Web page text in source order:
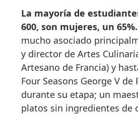
La mayoría de
600, son mujeres, un 65%.
mucho asociado
y director de Artes
Artesano de Francia) y
Four Seasons George V
durante su etapa; un
platos sin ingredientes de